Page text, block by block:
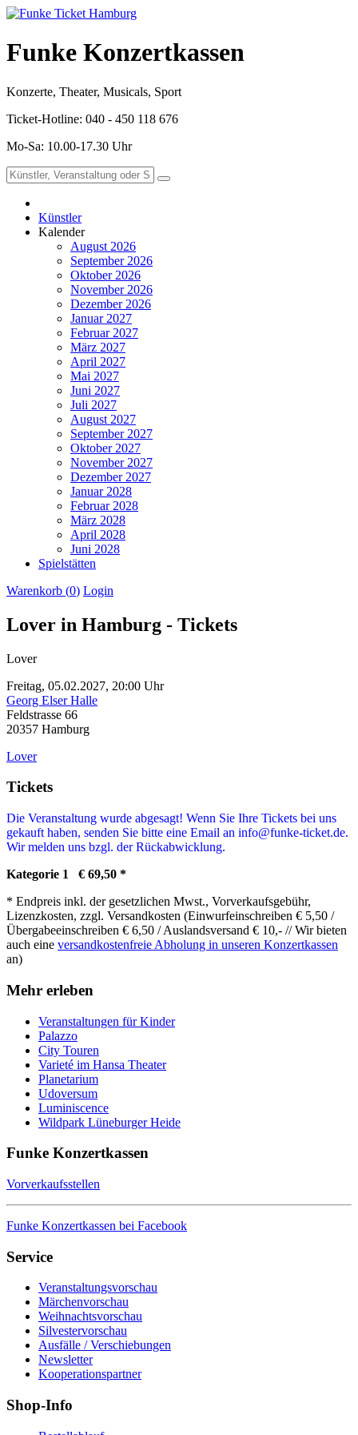
Funke Konzertkassen
Konzerte, Theater, Musicals, Sport
Ticket-Hotline: 040 - 450 118 676
Mo-Sa: 10.00-17.30 Uhr
Künstler
Kalender
August 2026
September 2026
Oktober 2026
November 2026
Dezember 2026
Januar 2027
Februar 2027
März 2027
April 2027
Mai 2027
Juni 2027
Juli 2027
August 2027
September 2027
Oktober 2027
November 2027
Dezember 2027
Januar 2028
Februar 2028
März 2028
April 2028
Juni 2028
Spielstätten
Warenkorb (0) Login
Lover in Hamburg - Tickets
Lover
Freitag, 05.02.2027, 20:00 Uhr
Georg Elser Halle
Feldstrasse 66
20357 Hamburg
Lover
Tickets
Die Veranstaltung wurde abgesagt! Wenn Sie Ihre Tickets bei uns
gekauft haben, senden Sie bitte eine Email an info@funke-ticket.de.
Wir melden uns bzgl. der Rückabwicklung.
Kategorie 1 € 69,50 *
* Endpreis inkl. der gesetzlichen Mwst., Vorverkaufsgebühr,
Lizenzkosten, zzgl. Versandkosten (Einwurfeinschreiben € 5,50 /
Übergabeeinschreiben € 6,50 / Auslandsversand € 10,- // Wir bieten
auch eine versandkostenfreie Abholung in unseren Konzertkassen
an)
Mehr erleben
Veranstaltungen für Kinder
Palazzo
City Touren
Varieté im Hansa Theater
Planetarium
Udoversum
Luminiscence
Wildpark Lüneburger Heide
Funke Konzertkassen
Vorverkaufsstellen
Funke Konzertkassen bei Facebook
Service
Veranstaltungsvorschau
Märchenvorschau
Weihnachtsvorschau
Silvestervorschau
Ausfälle / Verschiebungen
Newsletter
Kooperationspartner
Shop-Info